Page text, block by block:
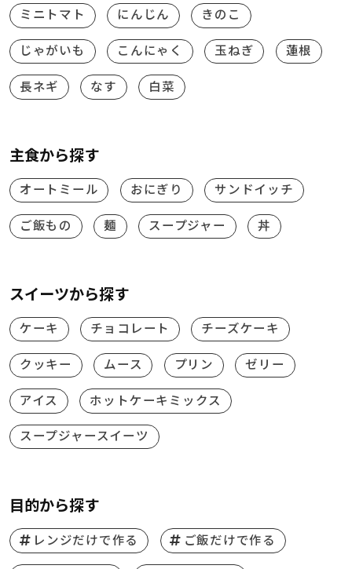
ミニトマト にんじん きのこ
じゃがいも こんにゃく 玉ねぎ 蓮根
長ネギ なす 白菜
主食から探す
オートミール おにぎり サンドイッチ
ご飯もの 麺 スープジャー 丼
スイーツから探す
ケーキ チョコレート チーズケーキ
クッキー ムース プリン ゼリー
アイス ホットケーキミックス
スープジャースイーツ
目的から探す
レンジだけで作る ご飯だけで作る